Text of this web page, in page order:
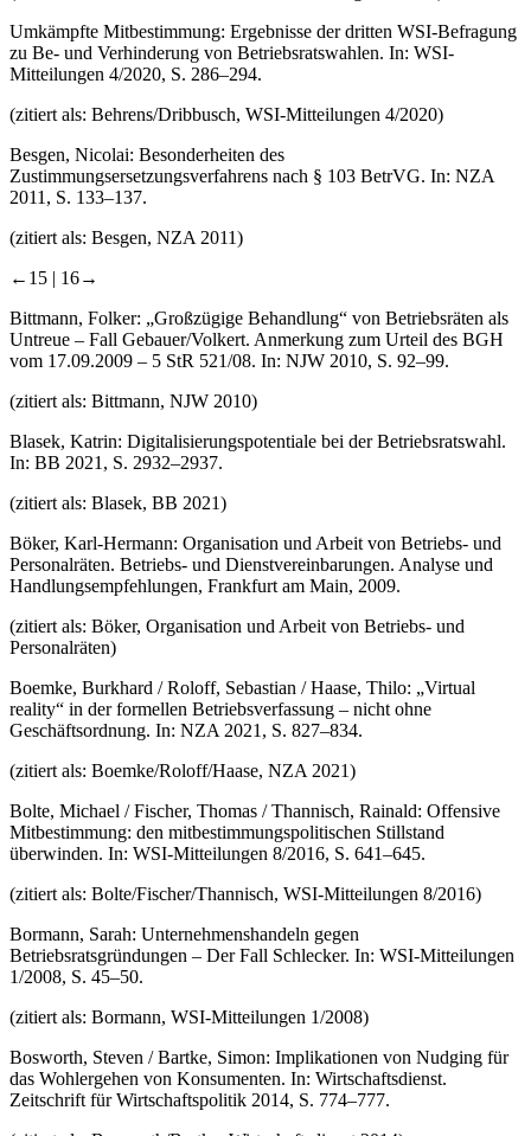
Umkämpfte Mitbestimmung: Ergebnisse der dritten WSI-Befragung
zu Be- und Verhinderung von Betriebsratswahlen. In: WSI-
Mitteilungen 4/2020, S. 286–294.
(zitiert als: Behrens/Dribbusch, WSI-Mitteilungen 4/2020)
Besgen, Nicolai: Besonderheiten des
Zustimmungsersetzungsverfahrens nach § 103 BetrVG. In: NZA
2011, S. 133–137.
(zitiert als: Besgen, NZA 2011)
←15 | 16→
Bittmann, Folker: „Großzügige Behandlung“ von Betriebsräten als
Untreue – Fall Gebauer/Volkert. Anmerkung zum Urteil des BGH
vom 17.09.2009 – 5 StR 521/08. In: NJW 2010, S. 92–99.
(zitiert als: Bittmann, NJW 2010)
Blasek, Katrin: Digitalisierungspotentiale bei der Betriebsratswahl.
In: BB 2021, S. 2932–2937.
(zitiert als: Blasek, BB 2021)
Böker, Karl-Hermann: Organisation und Arbeit von Betriebs- und
Personalräten. Betriebs- und Dienstvereinbarungen. Analyse und
Handlungsempfehlungen, Frankfurt am Main, 2009.
(zitiert als: Böker, Organisation und Arbeit von Betriebs- und
Personalräten)
Boemke, Burkhard / Roloff, Sebastian / Haase, Thilo: „Virtual
reality“ in der formellen Betriebsverfassung – nicht ohne
Geschäftsordnung. In: NZA 2021, S. 827–834.
(zitiert als: Boemke/Roloff/Haase, NZA 2021)
Bolte, Michael / Fischer, Thomas / Thannisch, Rainald: Offensive
Mitbestimmung: den mitbestimmungspolitischen Stillstand
überwinden. In: WSI-Mitteilungen 8/2016, S. 641–645.
(zitiert als: Bolte/Fischer/Thannisch, WSI-Mitteilungen 8/2016)
Bormann, Sarah: Unternehmenshandeln gegen
Betriebsratsgründungen – Der Fall Schlecker. In: WSI-Mitteilungen
1/2008, S. 45–50.
(zitiert als: Bormann, WSI-Mitteilungen 1/2008)
Bosworth, Steven / Bartke, Simon: Implikationen von Nudging für
das Wohlergehen von Konsumenten. In: Wirtschaftsdienst.
Zeitschrift für Wirtschaftspolitik 2014, S. 774–777.